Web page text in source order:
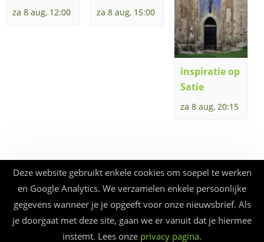
za 8 aug, 12:00 za 8 aug, 15:00
inspiratie op
Satie
za 8 aug, 20:15
Deze website gebruikt enkele cookies om soepel te werken
en Google Analytics. We verzamelen enkele persoonlijke
gegevens wanneer je je opgeeft voor onze nieuwsbrief. Als
je doorgaat met deze site, gaan we er vanuit dat je hiermee
instemt. Lees onze privacy pagina.